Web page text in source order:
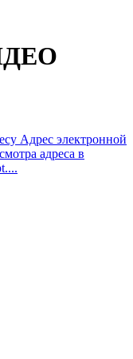
Адрес электронной
адреса в
...